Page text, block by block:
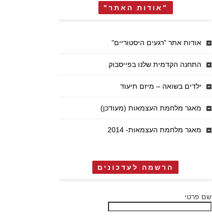
"אודות האתר"
אודות אתר "רגעים היסטוריים"
התחנה הקדמית שלנו בפייסבוק
ילדים בשואה – מיזם תיעוד
מאגר מלחמת העצמאות (מעודכן)
מאגר מלחמת העצמאות- 2014
הרשמה לעדכונים
שם פרטי